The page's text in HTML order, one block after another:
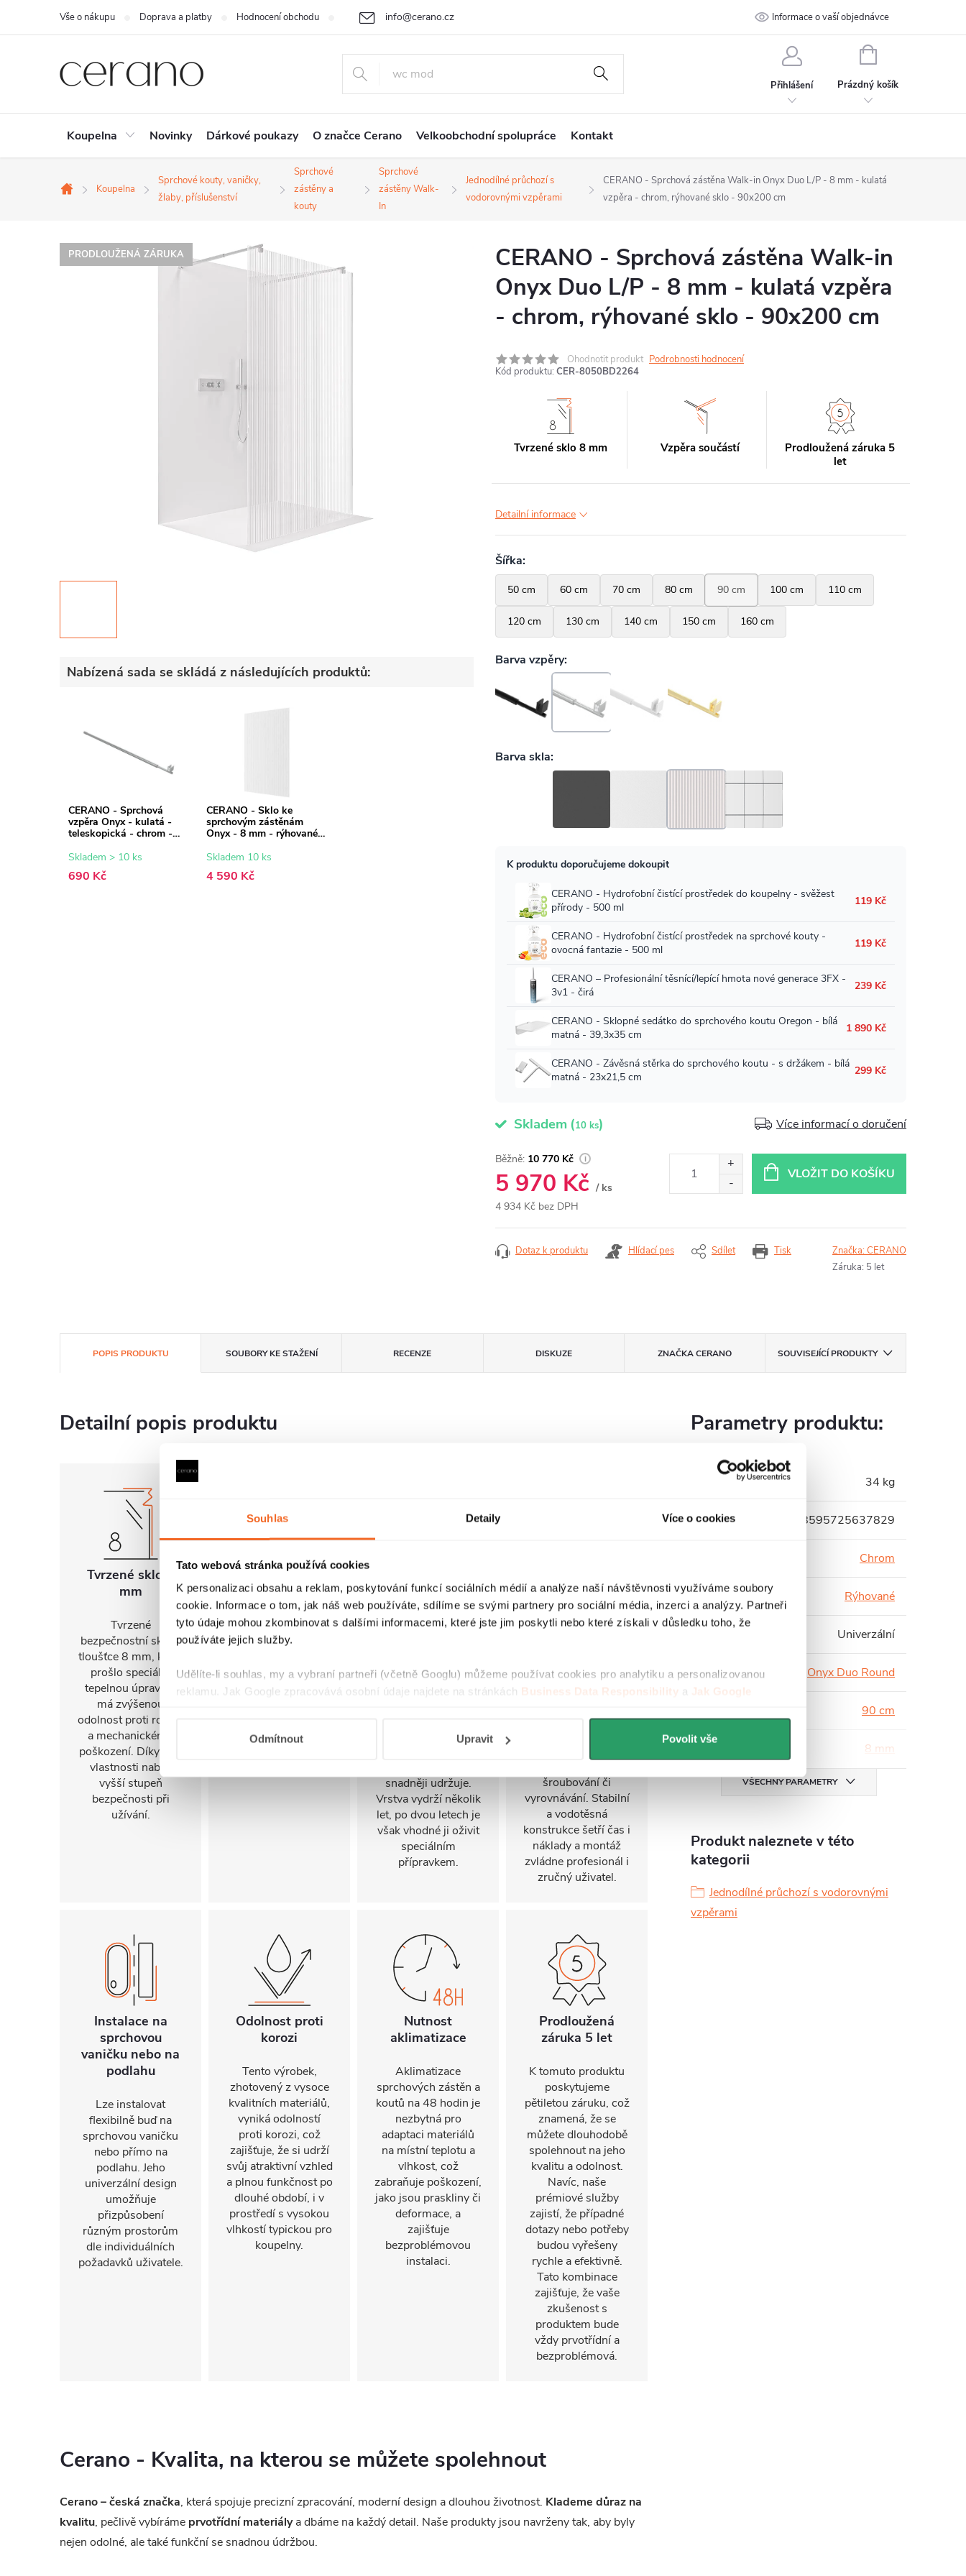
Souhlas Detaily Více o cookies
Tato webová stránka používá cookies
K personalizaci obsahu a reklam, poskytování funkcí sociálních médií a analýze naší návštěvnosti využíváme soubory
cookie. Informace o tom, jak náš web používáte, sdílíme se svými partnery pro sociální média, inzerci a analýzy. Partneři
tyto údaje mohou zkombinovat s dalšími informacemi, které jste jim poskytli nebo které získali v důsledku toho, že
používáte jejich služby.
Udělíte-li souhlas, my a vybraní partneři (včetně Googlu) můžeme používat cookies pro analytiku a personalizovanou
reklamu. Jak Google zpracovává osobní údaje najdete na stránkách Business Data Responsibility a Jak Google
Odmítnout Upravit Povolit vše
+420 226 400 232
info@cerano.cz
Vše o nákupu Doprava a platby Hodnocení obchodu Cenová nabídka na míru Ochrana osobních údajů Kontakt
Informace o vaší objednávce
Přihlášení
NÁKUPNÍ
Prázdný košík
Koupelna Novinky Dárkové poukazy O značce Cerano Velkoobchodní spolupráce Kontakt
Domů
Koupelna
Sprchové kouty, vaničky,
žlaby, příslušenství
Sprchové
zástěny a
kouty
Sprchové
zástěny Walk-
In
Jednodílné průchozí s
vodorovnými vzpěrami
CERANO - Sprchová zástěna Walk-in Onyx Duo L/P - 8 mm - kulatá
vzpěra - chrom, rýhované sklo - 90x200 cm
PRODLOUŽENÁ ZÁRUKA
Nabízená sada se skládá z následujících produktů:
CERANO - Sprchová
vzpěra Onyx - kulatá -
teleskopická - chrom -
Skladem > 10 ks
690 Kč
CERANO - Sklo ke
sprchovým zástěnám
Onyx - 8 mm - rýhované
Skladem 10 ks
4 590 Kč
CERANO - Sprchová zástěna Walk-in
Onyx Duo L/P - 8 mm - kulatá vzpěra
- chrom, rýhované sklo - 90x200 cm
Ohodnotit produkt Podrobnosti hodnocení
Kód produktu: CER-8050BD2264
Tvrzené sklo 8 mm Vzpěra součástí
Prodloužená záruka 5
let
Detailní informace
Skladem (10 ks) Více informací o doručení
10 770 Kč
5 970 Kč / ks
4 934 Kč bez DPH
VLOŽIT DO KOŠÍKU
Tisk
Dotaz k produktu Hlídací pes Sdílet Značka:CERANO
Záruka: 5 let
POPIS PRODUKTU SOUBORY KE STAŽENÍ RECENZE DISKUZE ZNAČKACERANO SOUVISEJÍCÍ PRODUKTY
Detailní popis produktu
Tvrzené sklo 8
mm
Tvrzené
bezpečnostní sklo o
tloušťce 8 mm, které
prošlo speciální
tepelnou úpravou,
má zvýšenou
odolnost proti rozbití
a mechanickému
poškození. Díky této
vlastnosti nabízí
vyšší stupeň
bezpečnosti při
užívání.
Univerzální
montáž
FlexSide systém
umožňuje instalaci
stranu. Díky tomu se
sprchový kout
uspořádání koupelny
EasyClean
Úprava EasyClean
usazování nečistot.
Nanáší se na vnitřní
Díky hydrofobní
snadněji udržuje.
Vrstva vydrží několik
let, po dvou letech je
však vhodné ji oživit
speciálním
přípravkem.
FastInstall je
montážní systém pro
sprchového koutu,
často i jednou
profily připravené z
šroubování či
vyrovnávání. Stabilní
a vodotěsná
konstrukce šetří čas i
náklady a montáž
zvládne profesionál i
zručný uživatel.
Instalace na
sprchovou
vaničku nebo na
podlahu
Lze instalovat
flexibilně buď na
sprchovou vaničku
nebo přímo na
podlahu. Jeho
univerzální design
umožňuje
přizpůsobení
různým prostorům
dle individuálních
požadavků uživatele.
Odolnost proti
korozi
Tento výrobek,
zhotovený z vysoce
kvalitních materiálů,
vyniká odolností
proti korozi, což
zajišťuje, že si udrží
svůj atraktivní vzhled
a plnou funkčnost po
dlouhé období, i v
prostředí s vysokou
vlhkostí typickou pro
koupelny.
Nutnost
aklimatizace
Aklimatizace
sprchových zástěn a
koutů na 48 hodin je
nezbytná pro
adaptaci materiálů
na místní teplotu a
vlhkost, což
zabraňuje poškození,
jako jsou praskliny či
deformace, a
zajišťuje
bezproblémovou
instalaci.
Prodloužená
záruka 5 let
K tomuto produktu
poskytujeme
pětiletou záruku, což
znamená, že se
můžete dlouhodobě
spolehnout na jeho
kvalitu a odolnost.
Navíc, naše
prémiové služby
zajistí, že případné
dotazy nebo potřeby
budou vyřešeny
rychle a efektivně.
Tato kombinace
zajišťuje, že vaše
zkušenost s
produktem bude
vždy prvotřídní a
bezproblémová.
Cerano - Kvalita, na kterou se můžete spolehnout
Cerano – česká značka, která spojuje precizní zpracování, moderní design a dlouhou životnost. Klademe důraz na
kvalitu, pečlivě vybíráme prvotřídní materiálya dbáme na každý detail. Naše produkty jsou navrženy tak, aby byly
nejen odolné, ale také funkční se snadnou údržbou.
Parametry produktu:
Hmotnost: 34 kg
EAN: 8595725637829
Chrom
Barva skla: Rýhované
Univerzální
Série: Onyx Duo Round
90 cm
8 mm
VŠECHNY PARAMETRY
Produkt naleznete v této
kategorii
Jednodílné průchozí s vodorovnými
vzpěrami